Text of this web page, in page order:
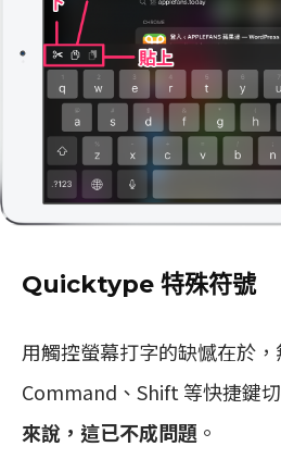
Quicktype 特殊符號
用觸控螢幕打字的缺憾在於
Command、Shift 等快捷鍵
來說，這已不成問題 。